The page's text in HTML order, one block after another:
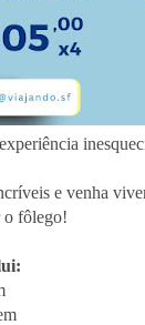
e venha
o fôlego!